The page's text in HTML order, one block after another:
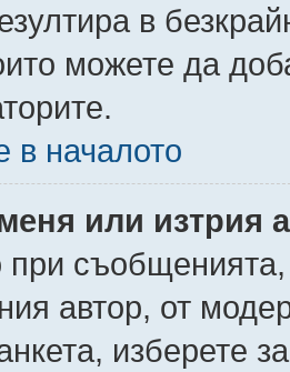
в
можете да
в началото
или изтрия
съобщенията,
автор, от
изберете